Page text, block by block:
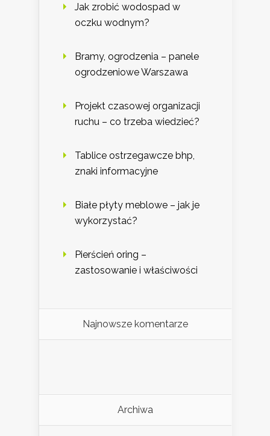
Jak zrobić wodospad w
oczku wodnym?
Bramy, ogrodzenia – panele
ogrodzeniowe Warszawa
Projekt czasowej organizacji
ruchu – co trzeba wiedzieć?
Tablice ostrzegawcze bhp,
znaki informacyjne
Białe płyty meblowe – jak je
wykorzystać?
Pierścień oring –
zastosowanie i właściwości
Najnowsze komentarze
Archiwa